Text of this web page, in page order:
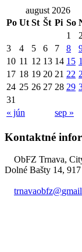
august 2026
Po Ut St Št Pi So
« jún sep »
1
2
3
4 5 6 7 8
10 11 12 13 14 15
17 18 19 20 21 22
24 25 26 27 28 29
31
Kontaktné
ObFZ Trnava,
Dolné Bašty 14,
trnavaobfz@